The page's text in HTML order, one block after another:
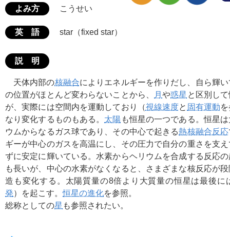
よみ方 こうせい
英 語 star（fixed star）
説 明
天体内部の核融合によりエネルギーを作りだし、自ら輝
の位置がほとんど変わらないことから、
月や惑星 と区別し
が、実際には空間内を運動しており（視線速度と 固有運動
なり変化するものもある。 太陽 も恒星の一つである。恒星
ウムからなるガス球であり、その中心で起きる熱核融合反応
ギーが中心のガスを高温にし、その圧力で自分の重さを支
ずに安定に輝いている。水素からヘリウムを合成する反応
も長いが、中心の水素がなくなると、さまざまな核反応が
造も変化する。太陽質量の8倍より大質量の恒星は最後に
発）を起こす。恒星の進化を参照。
総称としての星 も参照されたい。